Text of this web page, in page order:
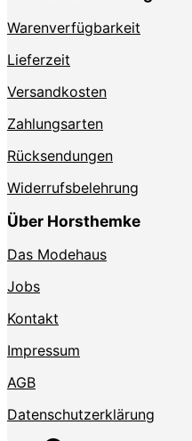
Warenverfügbarkeit
Lieferzeit
Versandkosten
Zahlungsarten
Rücksendungen
Widerrufsbelehrung
Über Horsthemke
Das Modehaus
Jobs
Kontakt
Impressum
AGB
Datenschutzerklärung